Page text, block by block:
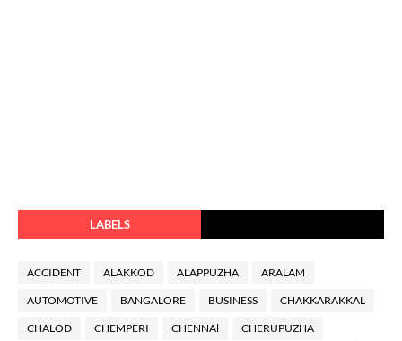
LABELS
ACCIDENT ALAKKOD ALAPPUZHA ARALAM
AUTOMOTIVE BANGALORE BUSINESS CHAKKARAKKAL
CHALOD CHEMPERI CHENNAl CHERUPUZHA